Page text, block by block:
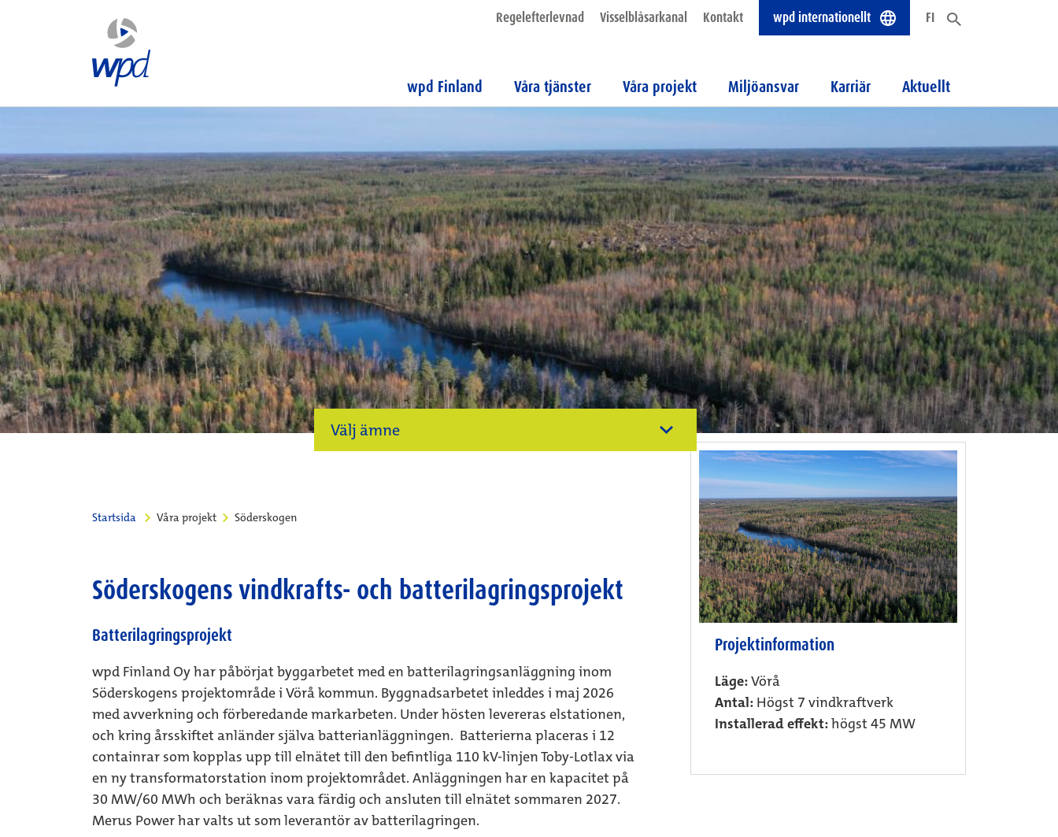
Regelefterlevnad Visselblåsarkanal Kontakt wpd internationellt FI
wpd Finland Våra tjänster Våra projekt Miljöansvar Karriär Aktuellt
Välj ämne
Startsida Våra projekt Söderskogen
Söderskogens vindkrafts- och batterilagringsprojekt
Batterilagringsprojekt
wpd Finland Oy har påbörjat byggarbetet med en batterilagringsanläggning inom
Söderskogens projektområde i Vörå kommun. Byggnadsarbetet inleddes i maj 2026
med avverkning och förberedande markarbeten. Under hösten levereras elstationen,
och kring årsskiftet anländer själva batterianläggningen. Batterierna placeras i 12
containrar som kopplas upp till elnätet till den befintliga 110 kV-linjen Toby-Lotlax via
en ny transformatorstation inom projektområdet. Anläggningen har en kapacitet på
30 MW/60 MWh och beräknas vara färdig och ansluten till elnätet sommaren 2027.
Merus Power har valts ut som leverantör av batterilagringen.
Projektinformation
Läge:Vörå
Antal: Högst 7 vindkraftverk
Installerad effekt:högst 45 MW